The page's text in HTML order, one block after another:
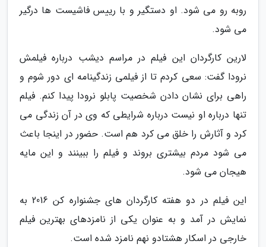
روبه رو می شود. او دستگیر و با رییس فاشیست ها درگیر
می شود.
لارین کارگردان این فیلم در مراسم دیشب درباره فیلمش
نرودا گفت: سعی کردم تا از فیلمی زندگینامه ای دور شوم و
راهی برای نشان دادن شخصیت پابلو نرودا پیدا کنم. فیلم
تنها درباره او نیست درباره شرایطی که وی در آن زندگی می
کرد و آثارش را خلق می کرد هم است. حضور در اینجا باعث
می شود مردم بیشتری بروند و فیلم را ببینند و این مایه
هیجان می شود.
این فیلم در دو هفته کارگردان های جشنواره کن 2016 به
نمایش در آمد و به عنوان یکی از نامزدهای بهترین فیلم
خارجی در اسکار هشتادو نهم نامزد شده است.